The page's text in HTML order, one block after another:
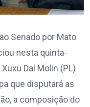
Senado por Mato
nesta quinta-
Dal Molin (PL)
que disputará as
a composição do